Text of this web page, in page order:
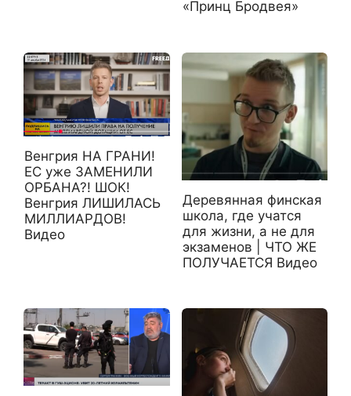
«Принц Бродвея»
Венгрия НА ГРАНИ!
ЕС уже ЗАМЕНИЛИ
ОРБАНА?! ШОК!
Венгрия ЛИШИЛАСЬ
МИЛЛИАРДОВ!
Видео
Деревянная финская
школа, где учатся
для жизни, а не для
экзаменов | ЧТО ЖЕ
ПОЛУЧАЕТСЯ Видео